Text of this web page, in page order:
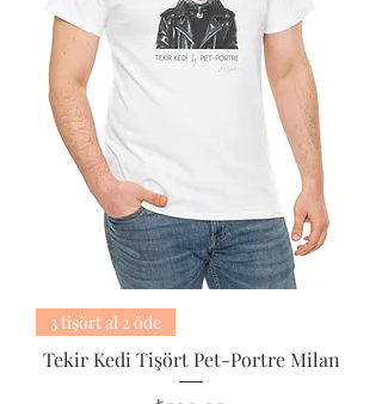
3 tişört al 2 öde
Tekir Kedi Tişört Pet-Portre Milan